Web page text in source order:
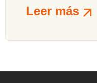
Leer más